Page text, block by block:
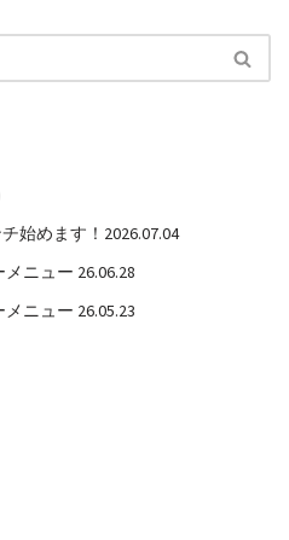
始めます！2026.07.04
ニュー 26.06.28
ニュー 26.05.23